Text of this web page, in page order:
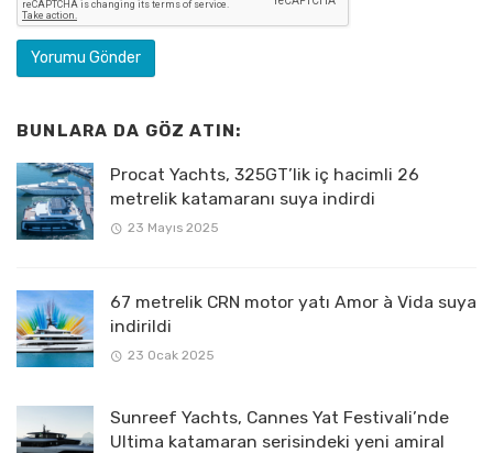
BUNLARA DA GÖZ ATIN:
Procat Yachts, 325GT’lik iç hacimli 26
metrelik katamaranı suya indirdi
23 Mayıs 2025
67 metrelik CRN motor yatı Amor à Vida suya
indirildi
23 Ocak 2025
Sunreef Yachts, Cannes Yat Festivali’nde
Ultima katamaran serisindeki yeni amiral